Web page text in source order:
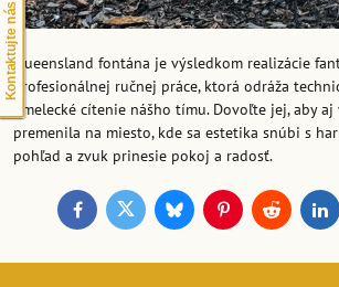
Queensland fontána je výsledkom realizácie
profesionálnej ručnej práce, ktorá odráža
umelecké cítenie nášho tímu. Dovoľte jej, aby aj
premenila na miesto, kde sa estetika snúbi s
pohľad a zvuk prinesie pokoj a radosť.
FacebookTwitterBlueskyPinterestReddit
Kontaktujte nás